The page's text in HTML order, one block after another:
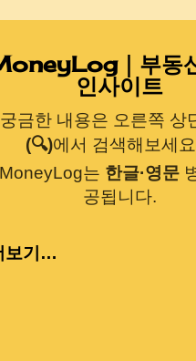
기본 콘텐츠로 건너
｜부동
인사이트
금한 내용은 오른쪽 상
(🔍)에서 검색해보세요
는 한글·영문
공됩니다.
보기…